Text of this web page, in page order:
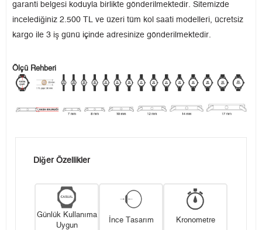
garanti belgesi koduyla birlikte gönderilmektedir. Sitemizde
incelediğiniz 2.500 TL ve üzeri tüm kol saati modelleri, ücretsiz
kargo ile 3 iş günü içinde adresinize gönderilmektedir.
Ölçü Rehberi
Diğer Özellikler
Günlük Kullanıma
Uygun
İnce Tasarım Kronometre